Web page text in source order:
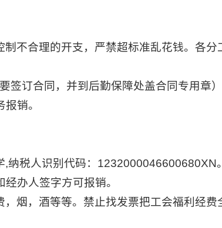
不合理的开支，严禁超标准乱花钱。各分
签订合同，并到后勤保障处盖合同专用章
销。
纳税人识别代码：1232000046600680XN
办人签字方可报销。
烟，酒等等。禁止找发票把工会福利经费